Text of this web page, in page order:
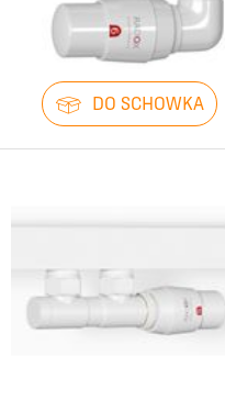
DO SCHOWKA